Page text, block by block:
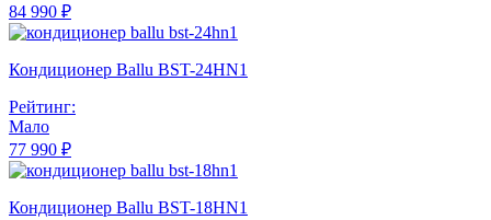
84 990 ₽
Кондиционер Ballu BST-24HN1
Рейтинг:
Мало
77 990 ₽
Кондиционер Ballu BST-18HN1